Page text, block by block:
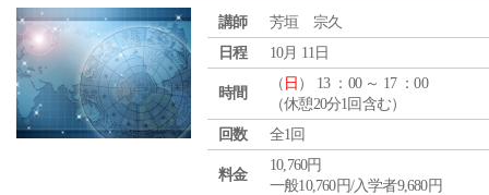
講師
芳垣 宗久
日程
10月 11日
時間
（ 日 ） 13 ：00 ～ 17 ：00
（休憩20分1回含む）
回数
全1回
料金
10,760円
一般10,760円/入学者9,680円